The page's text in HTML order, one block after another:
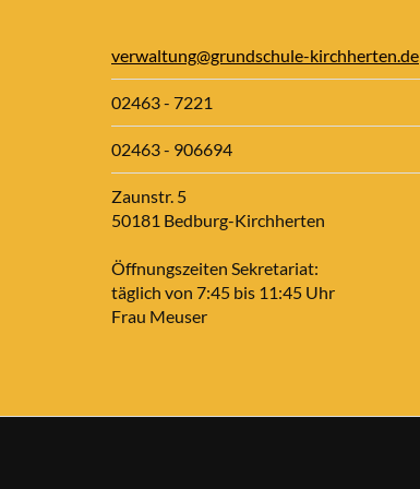
verwaltung@grundschule-kirchherten.de
02463 - 7221
02463 - 906694
Zaunstr. 5
50181 Bedburg-Kirchherten
Öffnungszeiten Sekretariat:
täglich von 7:45 bis 11:45 Uhr
Frau Meuser